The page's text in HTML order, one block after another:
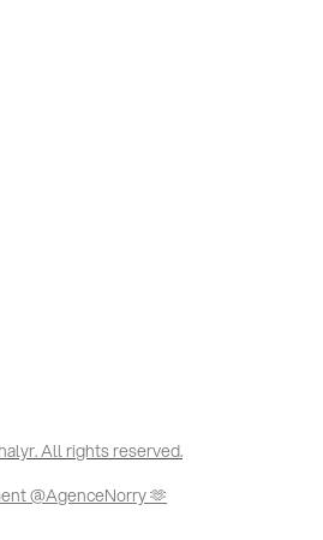
All rights reserved.
@AgenceNorry 🫶